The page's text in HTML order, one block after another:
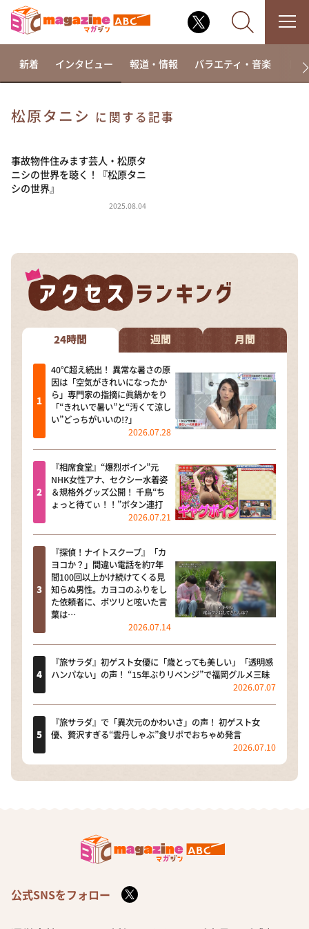
相席食堂
これ余談なんですけど・・・
～人生密着トークバラエティ！～ やすとものいたっ
河合＆A.B.C-Z塚田×福井アナ「なんでやねん！？」
（news おかえり）
DAIGOも台所 ～きょうの献立 何にする？～
本日はダイアンなり！シーズン２
朝だ！生です旅サラダ
教えて！ニュースライブ 正義のミカタ
ＬＩＦＥ～夢のカタチ～
新婚さんいらっしゃい！
ポツンと一軒家
ザキ山小屋本館
ぺこぱのまるスポ
新着 インタビュー 報道・情報 バラエティ・音楽 ド
松原タニシ に関する記事
事故物件住みます芸人・松原タ
ニシの世界を聴く！『松原タニ
シの世界』
2025.08.04
24時間 週間 月間
40℃超え続出！ 異常な暑さの原
因は「空気がきれいになったか
ら」専門家の指摘に眞鍋かをり
「“きれいで暑い”と“汚くて涼し
い”どっちがいいの!?」
2026.07.28
『相席食堂』“爆烈ボイン”元
NHK女性アナ、セクシー水着姿
＆規格外グッズ公開！ 千鳥“ち
ょっと待てぃ！！”ボタン連打
2026.07.21
『探偵！ナイトスクープ』「カ
ヨコか？」間違い電話を約7年
間100回以上かけ続けてくる見
知らぬ男性。カヨコのふりをし
た依頼者に、ポツリと呟いた言
葉は…
2026.07.14
『旅サラダ』初ゲスト女優に「歳とっても美しい」「透明感
ハンパない」の声！ “15年ぶりリベンジ”で福岡グルメ三昧
2026.07.07
『旅サラダ』で「異次元のかわいさ」の声！ 初ゲスト女
優、贅沢すぎる“雲丹しゃぶ”食リポでおちゃめ発言
2026.07.10
公式SNSをフォロー